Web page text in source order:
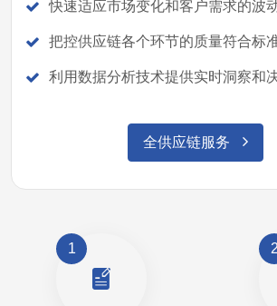
快速适应市场变化和客户需求的波
把控供应链各个环节的质量符合标
利用数据分析技术提供实时洞察和
全供应链服务
1 2